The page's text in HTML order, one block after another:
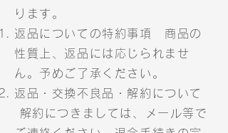
ります。
返品についての特約事項 商品の
性質上、返品には応じられませ
ん。予めご了承ください。
返品・交換不良品・解約について
解約につきましては、メール等で